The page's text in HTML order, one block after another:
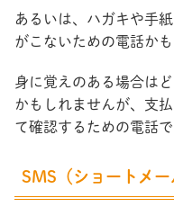
あるいは、ハガキや手
がこないための電話かも
身に覚えのある場合は
かもしれませんが、支
て確認するための電話で
SMS（ショートメ